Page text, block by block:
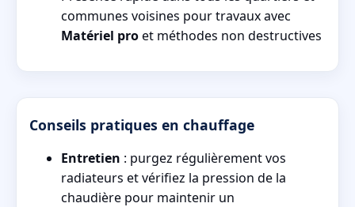
communes voisines pour travaux avec
Matériel proet méthodes non destructives
Conseils pratiques en chauffage
Entretien : purgez régulièrement vos
radiateurs et vérifiez la pression de la
chaudière pour maintenir un